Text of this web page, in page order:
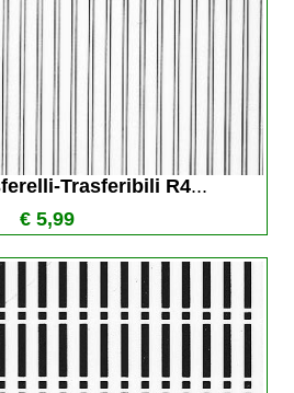
Trasferibili R4...
€ 5,99